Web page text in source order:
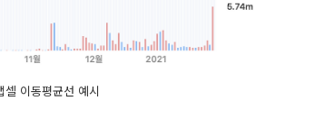
셀 이동평균선 예시